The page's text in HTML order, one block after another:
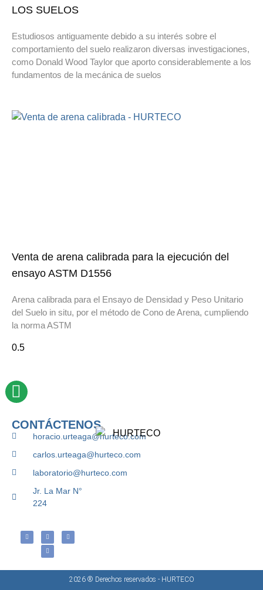
LOS SUELOS
Estudiosos antiguamente debido a su interés sobre el
comportamiento del suelo realizaron diversas investigaciones,
como Donald Wood Taylor que aporto considerablemente a los
fundamentos de la mecánica de suelos
Venta de arena calibrada para la ejecución del
ensayo ASTM D1556
Arena calibrada para el Ensayo de Densidad y Peso Unitario
del Suelo in situ, por el método de Cono de Arena, cumpliendo
la norma ASTM
CONTÁCTENOS
horacio.urteaga@hurteco.com
carlos.urteaga@hurteco.com
laboratorio@hurteco.com
Jr. La Mar N°
224
2026 ® Derechos reservados - HURTECO